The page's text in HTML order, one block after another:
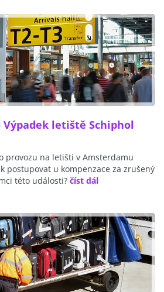
Výpadek letiště Schiphol
provozu na letišti v Amsterdamu
postupovat u kompenzace za zrušený
této události? číst dál